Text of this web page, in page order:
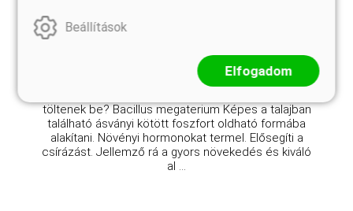
töltenek be? Bacillus megaterium Képes a talajban
található ásványi kötött foszfort oldható formába
alakítani. Növényi hormonokat termel. Elősegíti a
csírázást. Jellemző rá a gyors növekedés és kiváló
al ...
Beállítások
Elfogadom